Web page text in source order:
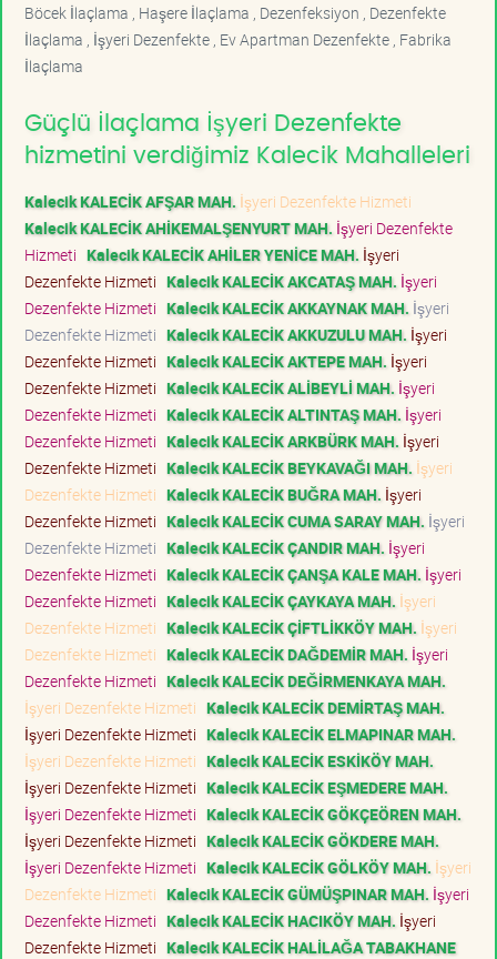
Böcek İlaçlama , Haşere İlaçlama , Dezenfeksiyon , Dezenfekte
İlaçlama , İşyeri Dezenfekte , Ev Apartman Dezenfekte , Fabrika
İlaçlama
Güçlü İlaçlama İşyeri Dezenfekte
hizmetini verdiğimiz Kalecik Mahalleleri
Kalecik KALECİK AFŞAR MAH. İşyeri Dezenfekte Hizmeti
Kalecik KALECİK AHİKEMALŞENYURT MAH. İşyeri Dezenfekte
Hizmeti Kalecik KALECİK AHİLER YENİCE MAH. İşyeri
Dezenfekte Hizmeti Kalecik KALECİK AKCATAŞ MAH. İşyeri
Dezenfekte Hizmeti Kalecik KALECİK AKKAYNAK MAH. İşyeri
Dezenfekte Hizmeti Kalecik KALECİK AKKUZULU MAH. İşyeri
Dezenfekte Hizmeti Kalecik KALECİK AKTEPE MAH. İşyeri
Dezenfekte Hizmeti Kalecik KALECİK ALİBEYLİ MAH. İşyeri
Dezenfekte Hizmeti Kalecik KALECİK ALTINTAŞ MAH. İşyeri
Dezenfekte Hizmeti Kalecik KALECİK ARKBÜRK MAH. İşyeri
Dezenfekte Hizmeti Kalecik KALECİK BEYKAVAĞI MAH. İşyeri
Dezenfekte Hizmeti Kalecik KALECİK BUĞRA MAH. İşyeri
Dezenfekte Hizmeti Kalecik KALECİK CUMA SARAY MAH. İşyeri
Dezenfekte Hizmeti Kalecik KALECİK ÇANDIR MAH. İşyeri
Dezenfekte Hizmeti Kalecik KALECİK ÇANŞA KALE MAH. İşyeri
Dezenfekte Hizmeti Kalecik KALECİK ÇAYKAYA MAH. İşyeri
Dezenfekte Hizmeti Kalecik KALECİK ÇİFTLİKKÖY MAH. İşyeri
Dezenfekte Hizmeti Kalecik KALECİK DAĞDEMİR MAH. İşyeri
Dezenfekte Hizmeti Kalecik KALECİK DEĞİRMENKAYA MAH.
İşyeri Dezenfekte Hizmeti Kalecik KALECİK DEMİRTAŞ MAH.
İşyeri Dezenfekte Hizmeti Kalecik KALECİK ELMAPINAR MAH.
İşyeri Dezenfekte Hizmeti Kalecik KALECİK ESKİKÖY MAH.
İşyeri Dezenfekte Hizmeti Kalecik KALECİK EŞMEDERE MAH.
İşyeri Dezenfekte Hizmeti Kalecik KALECİK GÖKÇEÖREN MAH.
İşyeri Dezenfekte Hizmeti Kalecik KALECİK GÖKDERE MAH.
İşyeri Dezenfekte Hizmeti Kalecik KALECİK GÖLKÖY MAH. İşyeri
Dezenfekte Hizmeti Kalecik KALECİK GÜMÜŞPINAR MAH. İşyeri
Dezenfekte Hizmeti Kalecik KALECİK HACIKÖY MAH. İşyeri
Dezenfekte Hizmeti Kalecik KALECİK HALİLAĞA TABAKHANE